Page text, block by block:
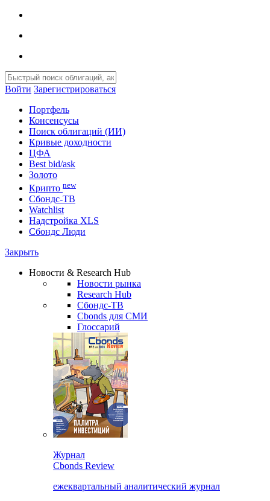
Войти Зарегистрироваться
Портфель
Консенсусы
Поиск облигаций (ИИ)
Кривые доходности
ЦФА
Best bid/ask
Золото
Крипто new
Сбондс-ТВ
Watchlist
Надстройка XLS
Сбондс Люди
Закрыть
Новости & Research Hub
Новости рынка
Research Hub
Сбондс-ТВ
Cbonds для СМИ
Глоссарий
Журнал
Cbonds Review
ежеквартальный аналитический журнал